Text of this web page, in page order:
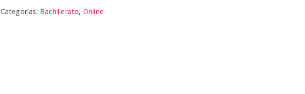
cantidad
Categorías: Bachillerato, Online